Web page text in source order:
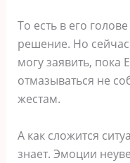
То есть в его
решение. Но
могу заявить, пока
отмазываться не
жестам.
А как сложится
знает. Эмоции